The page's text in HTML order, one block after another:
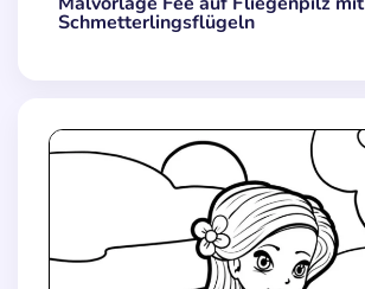
Schmetterlingsflügeln